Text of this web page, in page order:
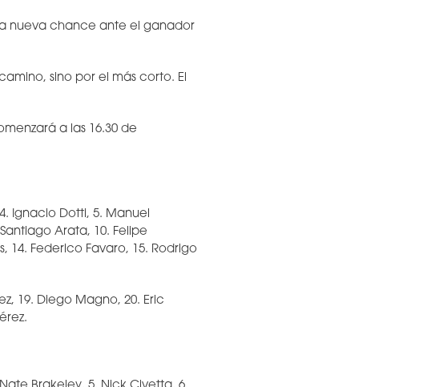
nueva chance ante el ganador
sino por el más corto. El
a las 16.30 de
Ignacio Dotti, 5. Manuel
Arata, 10. Felipe
14. Federico Favaro, 15. Rodrigo
19. Diego Magno, 20. Eric